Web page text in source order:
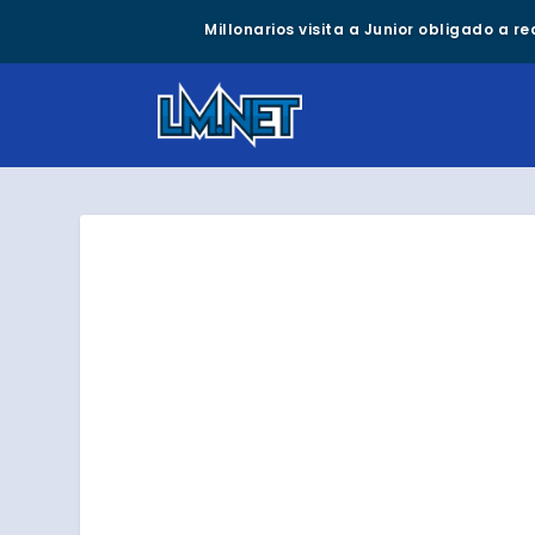
Millonarios visita a Junior obligado a